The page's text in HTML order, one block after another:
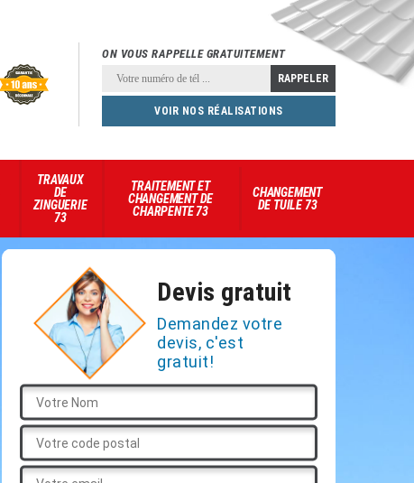
ON VOUS RAPPELLE GRATUITEMENT
VOIR NOS RÉALISATIONS
TRAVAUX
DE
ZINGUERIE
73
TRAITEMENT ET
CHANGEMENT DE
CHARPENTE 73
CHANGEMENT
DE TUILE 73
Devis gratuit
Demandez votre
devis, c'est
gratuit!